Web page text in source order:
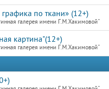
по ткани» (12+)
галерея имени Г.М.Хакимовой"
картина"(12+)
галерея имени Г.М.Хакимовой"